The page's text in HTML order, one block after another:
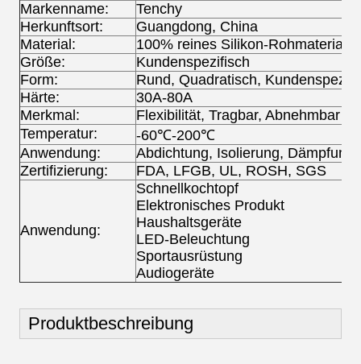
Markenname:
Tenchy
Herkunftsort:
Guangdong, China
Material:
100% reines Silikon-Rohmaterial
Größe:
Kundenspezifisch
Form:
Rund, Quadratisch,
Härte:
30A-80A
Merkmal:
Flexibilität, Tragbar, Abnehmbar
Temperatur:
-60℃-200℃
Anwendung:
Abdichtung, Isolierung, Dämpfung
Zertifizierung:
FDA, LFGB, UL, ROSH, SGS
Anwendung:
Schnellkochtopf
Elektronisches Produkt
Haushaltsgeräte
LED-Beleuchtung
Sportausrüstung
Audiogeräte
Produktbeschreibung